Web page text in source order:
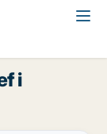
i